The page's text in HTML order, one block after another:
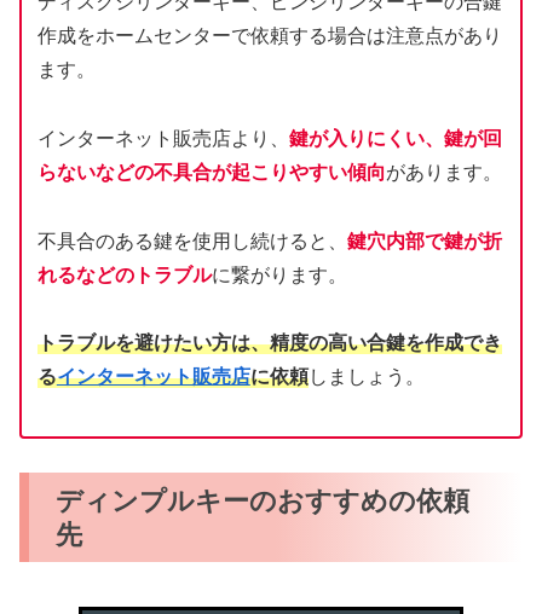
作成をホームセンターで依頼する場合は注意点があり
ます。
インターネット販売店より、 鍵が入りにくい、鍵が回
らないなどの不具合が起こりやすい傾向があります。
不具合のある鍵を使用し続けると、 鍵穴内部で鍵が折
れるなどのトラブルに繋がります。
トラブルを避けたい方は、精度の高い合鍵を作成でき
るインターネット販売店に依頼しましょう。
ディンプルキーのおすすめの依頼
先